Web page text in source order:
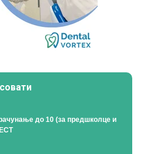
до 10 (за предшколце и